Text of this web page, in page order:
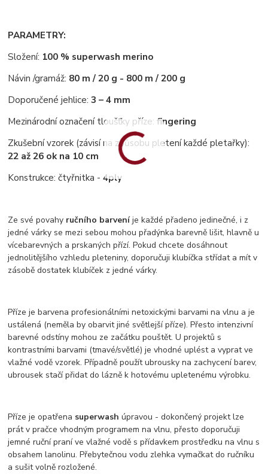
PARAMETRY:
Složení: 100 % superwash merino
Návin /gramáž: 80 m / 20 g - 800 m / 200 g
Doporučené jehlice:3 – 4 mm
Mezinárodní označení tloušťky příze:fingering
Zkušební vzorek (závisí na způsobu pletení každé pletařky):
22 až 26 ok na 10 cm
Konstrukce: čtyřnitka -4ply
Ze své povahy ručního barveníje každé přadeno jedinečné, i z
jedné várky se mezi sebou mohou přadýnka barevně lišit, hlavně u
vícebarevných a prskaných přízí. Pokud chcete dosáhnout
jednolitějšího vzhledu pleteniny, doporučuji klubíčka střídat a mít v
zásobě dostatek klubíček z jedné várky.
Příze je barvena profesionálními netoxickými barvami na vlnu a je
ustálená (neměla by obarvit jiné světlejší příze). Přesto intenzivní
barevné odstíny mohou ze začátku pouštět. U projektů s
kontrastními barvami (tmavé/světlé) je vhodné uplést a vyprat ve
vlažné vodě vzorek. Případně použít ubrousky na zachycení barev,
ubrousek stačí přidat do lázně k hotovému upletenému výrobku.
Příze je opatřena superwash úpravou - dokončený projekt lze
prát v pračce vhodným programem na vlnu, přesto doporučuji
jemné ruční praní ve vlažné vodě s přídavkem prostředku na vlnu s
obsahem lanolinu. Přebytečnou vodu zlehka vymačkat do ručníku
a sušit volně rozložené.